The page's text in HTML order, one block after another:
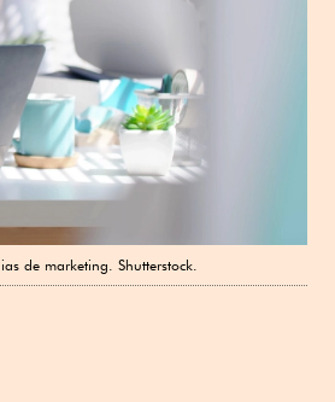
de marketing. Shutterstock.